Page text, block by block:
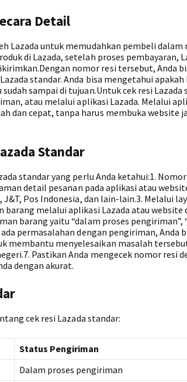
Detail
Lazada untuk memudahkan pembeli dalam
di Lazada, setelah proses pembayaran,
nomor resi tersebut, Anda
standar. Anda bisa mengetahui apakah
sampai di tujuan.Untuk cek resi Lazada
atau melalui aplikasi Lazada. Melalui
dan cepat, tanpa harus membuka website
Standar
standar yang perlu Anda ketahui:1. Nomor
detail pesanan pada aplikasi atau
Pos Indonesia, dan lain-lain.3. Melalui
melalui aplikasi Lazada atau website
barang yaitu “dalam proses pengiriman”,
permasalahan dengan pengiriman, Anda
membantu menyelesaikan masalah
Pastikan Anda mengecek nomor resi
dengan akurat.
cek resi Lazada standar:
Status Pengiriman
Dalam proses pengiriman